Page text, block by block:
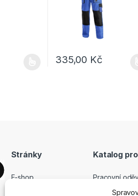
stránce produktu
více variant. Možnosti lze vybrat na
335,00 Kč
Tento produkt má více
Stránky
E-shop
Katalog
Pracovní
Pracovní